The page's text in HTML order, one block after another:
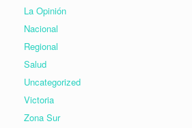
La Opinión
Nacional
Regional
Salud
Uncategorized
Victoria
Zona Sur